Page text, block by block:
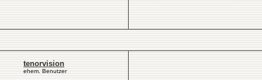
tenorvision
ehem. Benutzer